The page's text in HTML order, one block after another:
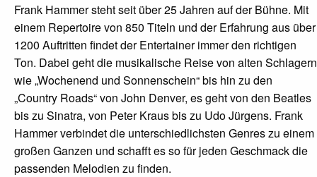
Frank Hammer steht seit über 25 Jahren auf der Bühne. Mit
einem Repertoire von 850 Titeln und der Erfahrung aus über
1200 Auftritten findet der Entertainer immer den richtigen
Ton. Dabei geht die musikalische Reise von alten Schlagern
wie „Wochenend und Sonnenschein“ bis hin zu den
„Country Roads“ von John Denver, es geht von den Beatles
bis zu Sinatra, von Peter Kraus bis zu Udo Jürgens. Frank
Hammer verbindet die unterschiedlichsten Genres zu einem
großen Ganzen und schafft es so für jeden Geschmack die
passenden Melodien zu finden.